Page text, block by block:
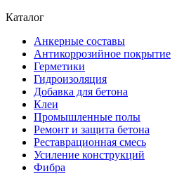
Каталог
Анкерные составы
Антикоррозийное покрытие
Герметики
Гидроизоляция
Добавка для бетона
Клеи
Промышленные полы
Ремонт и защита бетона
Реставрационная смесь
Усиление конструкций
Фибра